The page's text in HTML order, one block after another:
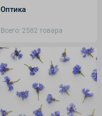
Оптика
Всего: 2582 товара